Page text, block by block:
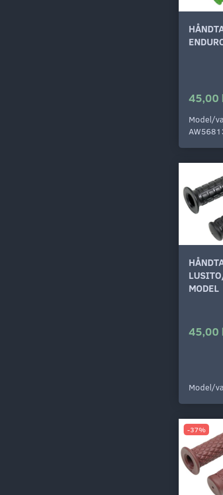
45,00
Model/
MODEL
45,00
Model/
-37%